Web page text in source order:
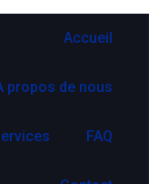
Accueil
propos de nous
FAQ